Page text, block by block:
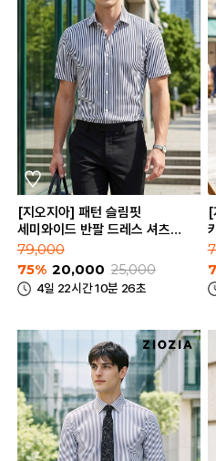
[지오지아] 패턴 슬림핏
세미와이드 반팔 드레스 셔츠
(AEE5WD1201_B)
79,000
75% 20,000 25,000
4일 22시간 10분 26초
[